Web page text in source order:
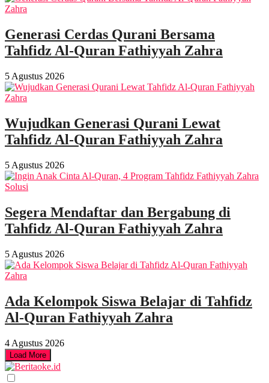
Generasi Cerdas Qurani Bersama
Tahfidz Al-Quran Fathiyyah Zahra
5 Agustus 2026
Wujudkan Generasi Qurani Lewat
Tahfidz Al-Quran Fathiyyah Zahra
5 Agustus 2026
Segera Mendaftar dan Bergabung di
Tahfidz Al-Quran Fathiyyah Zahra
5 Agustus 2026
Ada Kelompok Siswa Belajar di Tahfidz
Al-Quran Fathiyyah Zahra
4 Agustus 2026
Load More